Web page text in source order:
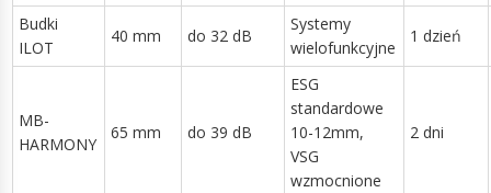
Budki
ILOT
40 mm do 32 dB
Systemy
wielofunkcyjne
1 dzień
MB-
HARMONY
65 mm do 39 dB
ESG
standardowe
10-12mm,
VSG
wzmocnione
2 dni